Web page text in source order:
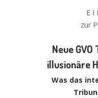
E I
zur
Neue
illusionäre
Was das